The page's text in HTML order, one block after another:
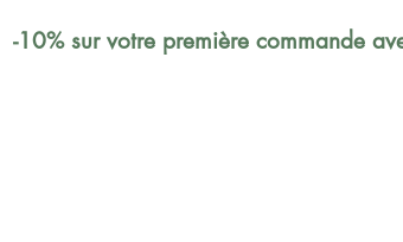
-10% sur votre première commande